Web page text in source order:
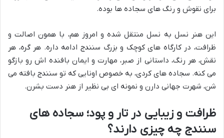
برای نقوش و رنگ های سجاده ها بوده.
این هنر نسل به نسل منتقل شده و امروز هم، با همون اصالت و
ظرافت، در کارگاه های کوچک و بزرگ سنندج ادامه داره. هر گره، هر
نقش، هر رنگ، داستانی از صبر، مهارت و ایمان بافنده اش رو بازگو
می کنه. سجاده های کردی، به خصوص اونایی که تو سنندج بافته می
شن، شهرت جهانی دارن و نمونه ای بی نظیر از هنر دست بشرن.
ظرافت و زیبایی در تار و پود؛ سجاده های
سنندج چه چیزی دارند؟